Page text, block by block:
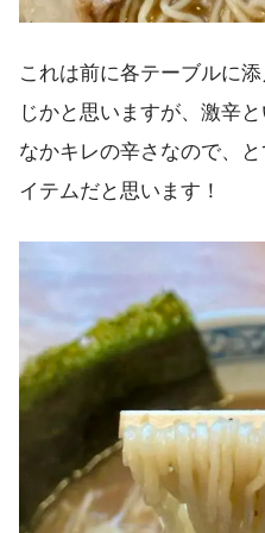
これは前に各テーブルに
じかと思いますが、激辛
なかキレの辛さなので、
イテムだと思います！